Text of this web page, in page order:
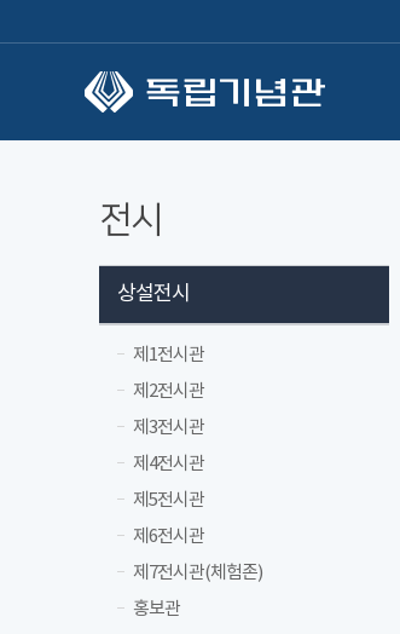
전시
상설전시
제1전시관
제2전시관
제3전시관
제4전시관
제5전시관
제6전시관
제7전시관(체험존)
홍보관